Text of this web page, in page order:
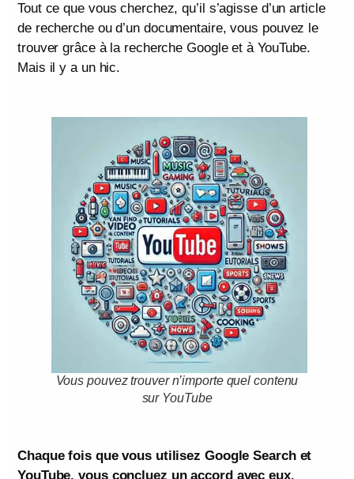
Tout ce que vous cherchez, qu’il s’agisse d’un article
de recherche ou d’un documentaire, vous pouvez le
trouver grâce à la recherche Google et à YouTube.
Mais il y a un hic.
Vous pouvez trouver n’importe quel contenu
sur YouTube
Chaque fois que vous utilisez Google Search et
YouTube, vous concluez un accord avec eux.